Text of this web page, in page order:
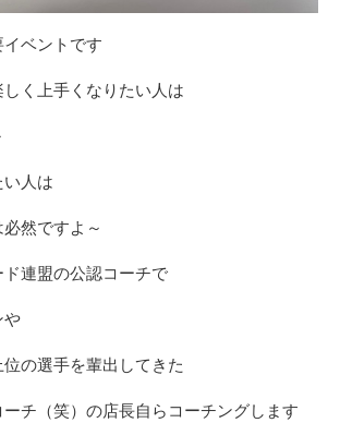
ベントです
く上手くなりたい人は
人は
然ですよ～
連盟の公認コーチで
や
の選手を輩出してきた
チ（笑）の店長自らコーチングします